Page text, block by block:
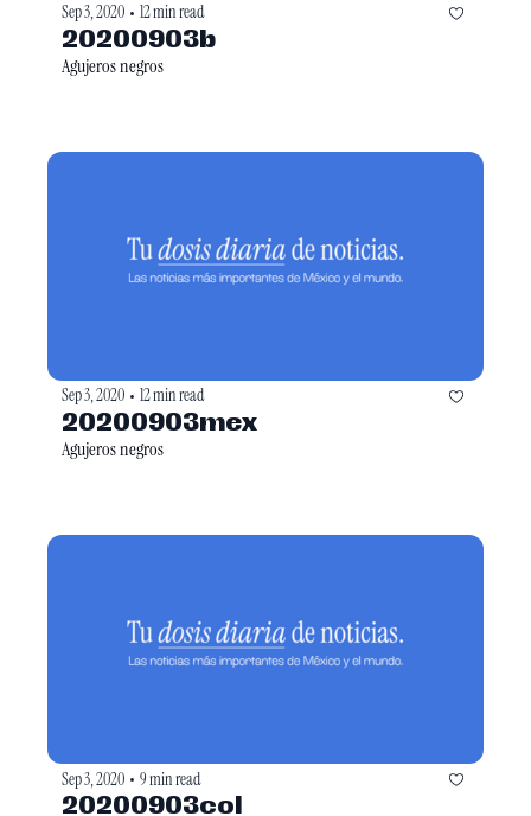
Sep 3, 2020 • 12 min read
20200903b
Sep 3, 2020 • 12 min read
20200903mex
Sep 3, 2020 • 9 min read
20200903col